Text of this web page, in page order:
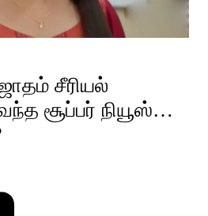
சீரியல்
சூப்பர் நியூஸ்…